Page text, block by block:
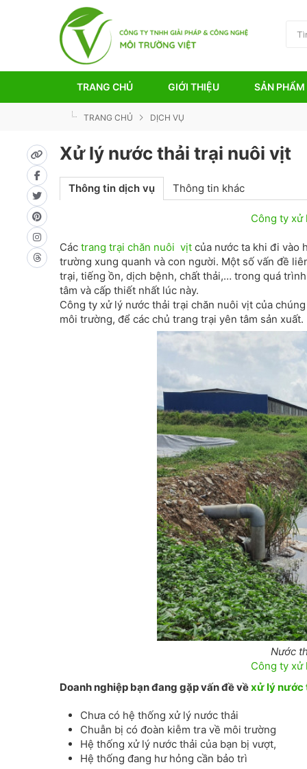
TRANG CHỦ GIỚI THIỆU SẢN PHẨM
TRANG CHỦ DỊCH VỤ
Xử lý nước thải trại nuôi vịt
Thông tin dịch vụ Thông tin khác
Công ty xử
Các trang trại chăn nuôi vịt của nước ta khi đi vào
trường xung quanh và con người. Một số vấn đề
trại, tiếng ồn, dịch bệnh, chất thải,… trong quá
tâm và cấp thiết nhất lúc này.
Công ty xử lý nước thải trại chăn nuôi vịt của
môi trường, để các chủ trang trại yên tâm sản xuất.
Nước
Công ty xử
Doanh nghiệp bạn đang gặp vấn đề vềxử lý nước
Chưa có hệ thống xử lý nước thải
Chuẫn bị có đoàn kiễm tra về môi trường
Hệ thống xử lý nước thải của bạn bị vượt,
Hệ thống đang hư hỏng cần bảo trì